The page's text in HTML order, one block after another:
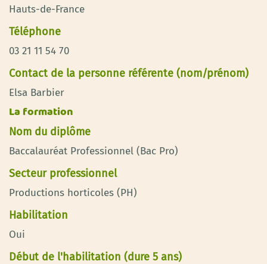
Hauts-de-France
Téléphone
03 21 11 54 70
Contact de la personne référente (nom/prénom)
Elsa Barbier
La formation
Nom du diplôme
Baccalauréat Professionnel (Bac Pro)
Secteur professionnel
Productions horticoles (PH)
Habilitation
Oui
Début de l'habilitation (dure 5 ans)